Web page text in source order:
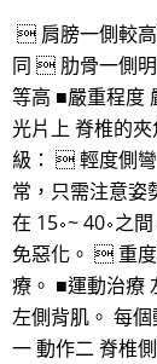
 肩膀一側較
同  肋骨一側
等高 ■嚴重程度
光片上 脊椎的
級：  輕度側
常，只需注意
在 15∘~ 40∘之
免惡化。  重
療。 ■運動治療
左側背肌。 每
一 動作二 脊椎